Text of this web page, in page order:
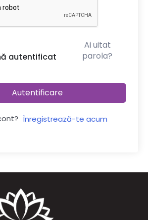
autentificat
Ai uitat
parola?
Autentificare
Înregistrează-te acum